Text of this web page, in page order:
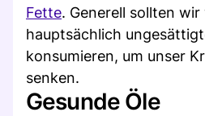
Fette. Generell sollten wir
hauptsächlich
konsumieren, um unser
senken.
Gesunde Öle